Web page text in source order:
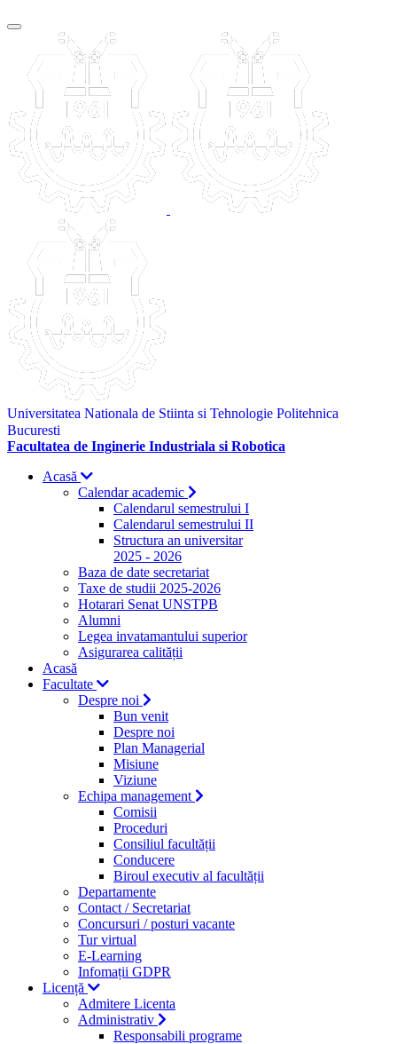
Universitatea Nationala de Stiinta si Tehnologie Politehnica
Bucuresti
Facultatea de Inginerie Industriala si Robotica
Acasă
Calendar academic
Calendarul semestrului I
Calendarul semestrului II
Structura an universitar
2025 - 2026
Baza de date secretariat
Taxe de studii 2025-2026
Hotarari Senat UNSTPB
Alumni
Legea invatamantului superior
Asigurarea calității
Acasă
Facultate
Despre noi
Bun venit
Despre noi
Plan Managerial
Misiune
Viziune
Echipa management
Comisii
Proceduri
Consiliul facultății
Conducere
Biroul executiv al facultății
Departamente
Contact / Secretariat
Concursuri / posturi vacante
Tur virtual
E-Learning
Infomații GDPR
Licență
Admitere Licenta
Administrativ
Responsabili programe